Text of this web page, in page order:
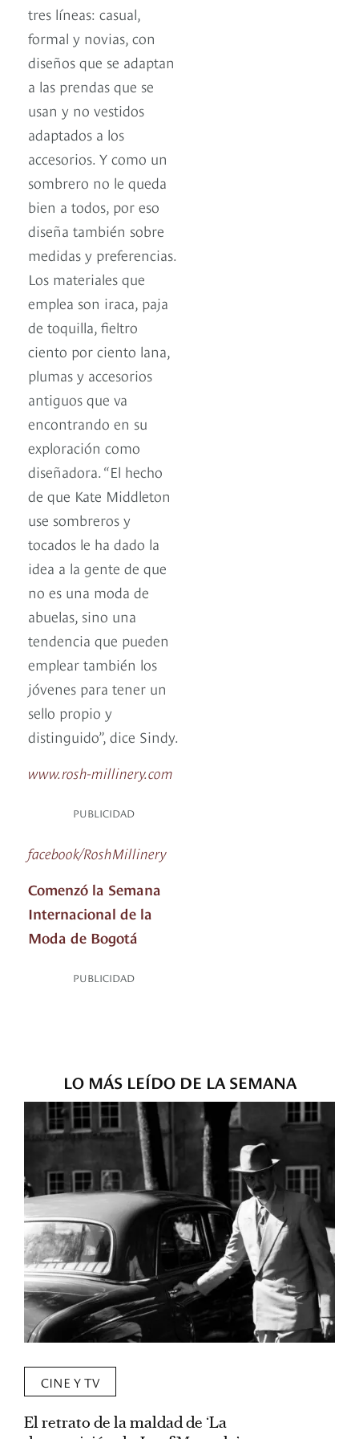
tres líneas: casual,
formal y novias, con
diseños que se adaptan
a las prendas que se
usan y no vestidos
adaptados a los
accesorios. Y como un
sombrero no le queda
bien a todos, por eso
diseña también sobre
medidas y preferencias.
Los materiales que
emplea son iraca, paja
de toquilla, fieltro
ciento por ciento lana,
plumas y accesorios
antiguos que va
encontrando en su
exploración como
diseñadora. “El hecho
de que Kate Middleton
use sombreros y
tocados le ha dado la
idea a la gente de que
no es una moda de
abuelas, sino una
tendencia que pueden
emplear también los
jóvenes para tener un
sello propio y
distinguido”, dice Sindy.
www.rosh-millinery.com
PUBLICIDAD
facebook/RoshMillinery
Comenzó la Semana
Internacional de la
Moda de Bogotá
PUBLICIDAD
LO MÁS LEÍDO DE LA SEMANA
CINE Y TV
El retrato de la maldad de ‘La